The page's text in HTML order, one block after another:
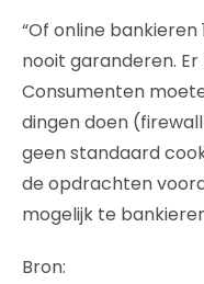
“Of online bankieren
nooit garanderen.
Consumenten
dingen doen
geen standaard
de opdrachten
mogelijk te
Bron: